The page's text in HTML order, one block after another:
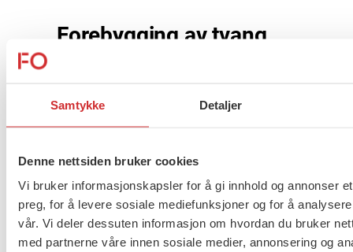
Samtykke Detaljer
Denne nettsiden bruker cookies
Vi bruker informasjonskapsler for å gi innhold og annonser
preg, for å levere sosiale mediefunksjoner og for å
vår. Vi deler dessuten informasjon om hvordan du bruker
med partnerne våre innen sosiale medier, annonsering og
Forebygging av tvang
og omsorgstjenestene reguleres av flere ulike
tvang, på tvers av lovverkene. Nå har også kravet til
forebygging blitt viktigere. Blant tiltakene som
foreslås som reduserende for tvangsbruk er; “vilje til
endring, kompetanse og konkrete endringer på et
overordnet og organisatorisk nivå”.